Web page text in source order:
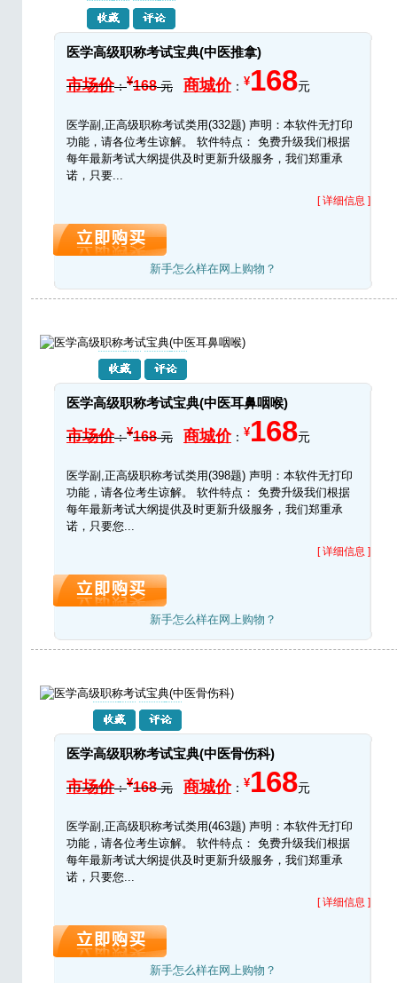
医学高级职称考试宝典(中医推拿)
市场价：¥168元 商城价： ¥168元
医学副,正高级职称考试类用(332题) 声明：本软件无打印
功能，请各位考生谅解。 软件特点： 免费升级我们根据
每年最新考试大纲提供及时更新升级服务，我们郑重承
诺，只要...
[ 详细信息 ]
新手怎么样在网上购物？
医学高级职称考试宝典(中医耳鼻咽喉)
市场价：¥168元 商城价： ¥168元
医学副,正高级职称考试类用(398题) 声明：本软件无打印
功能，请各位考生谅解。 软件特点： 免费升级我们根据
每年最新考试大纲提供及时更新升级服务，我们郑重承
诺，只要您...
[ 详细信息 ]
新手怎么样在网上购物？
医学高级职称考试宝典(中医骨伤科)
市场价：¥168元 商城价： ¥168元
医学副,正高级职称考试类用(463题) 声明：本软件无打印
功能，请各位考生谅解。 软件特点： 免费升级我们根据
每年最新考试大纲提供及时更新升级服务，我们郑重承
诺，只要您...
[ 详细信息 ]
新手怎么样在网上购物？